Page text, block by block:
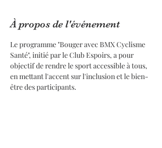
À propos de l'événement
Le programme "Bouger avec BMX Cyclisme
Santé", initié par le Club Espoirs, a pour
objectif de rendre le sport accessible à tous,
en mettant l'accent sur l'inclusion et le bien-
être des participants.